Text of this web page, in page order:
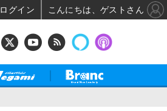
ログイン こんにちは、ゲストさん